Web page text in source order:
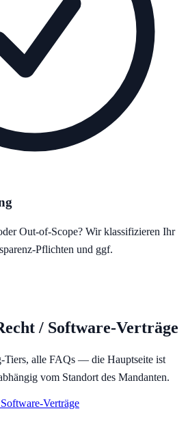
Out-of-Scope? Wir klassifizieren Ihr
Pflichten und ggf.
/ Software-Verträge
Tiers, alle FAQs — die Hauptseite ist
vom Standort des Mandanten.
Verträge